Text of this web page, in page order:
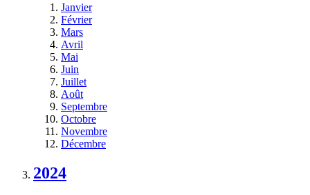
Janvier
Février
Mars
Avril
Mai
Juin
Juillet
Août
Septembre
Octobre
Novembre
Décembre
2024